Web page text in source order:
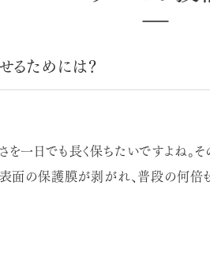
るためには？
を一日でも長く保ちたいですよね
表面の保護膜が剥がれ、普段の何